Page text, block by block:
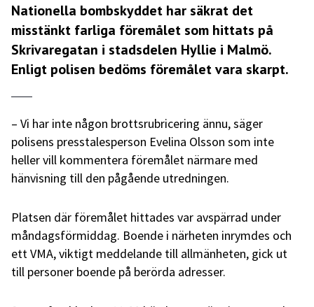
Nationella bombskyddet har säkrat det
misstänkt farliga föremålet som hittats på
Skrivaregatan i stadsdelen Hyllie i Malmö.
Enligt polisen bedöms föremålet vara skarpt.
– Vi har inte någon brottsrubricering ännu, säger
polisens presstalesperson Evelina Olsson som inte
heller vill kommentera föremålet närmare med
hänvisning till den pågående utredningen.
Platsen där föremålet hittades var avspärrad under
måndagsförmiddag. Boende i närheten inrymdes och
ett VMA, viktigt meddelande till allmänheten, gick ut
till personer boende på berörda adresser.